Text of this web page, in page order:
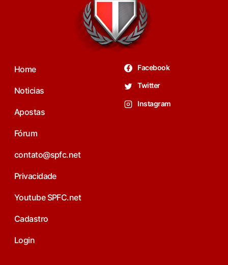
Home
Noticias
Apostas
Fórum
contato@spfc.net
Privacidade
Youtube SPFC.net
Cadastro
Login
Facebook
Twitter
Instagram